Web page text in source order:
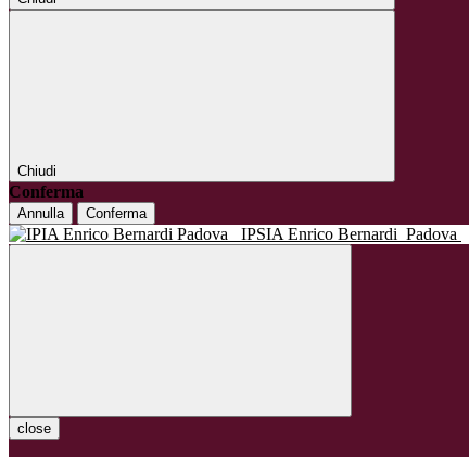
Chiudi
Conferma
Annulla Conferma
IPSIA Enrico Bernardi Padova
close